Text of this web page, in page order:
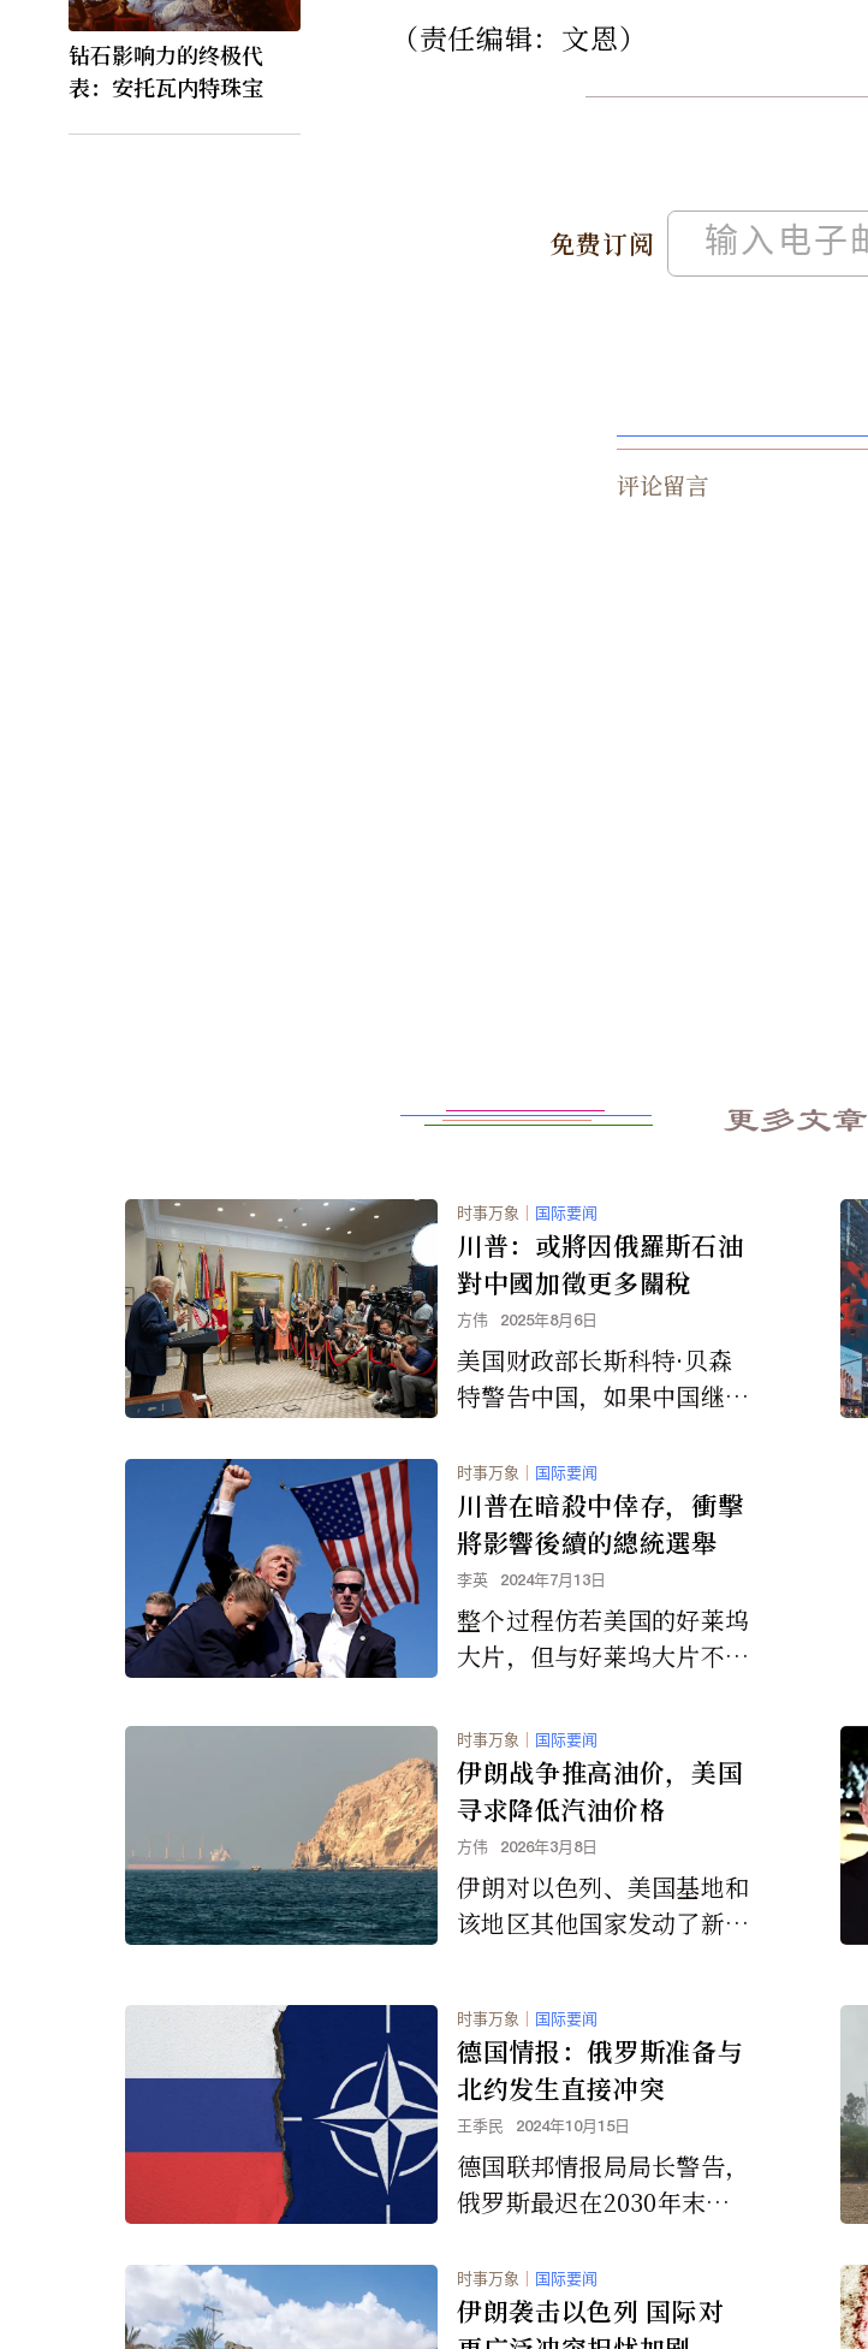
钻石影响力的终极代
表：安托瓦内特珠宝
（责任编辑：文恩）
免费订阅
评论留言
更多文章
时事万象 ｜ 国际要闻
川普：或將因俄羅斯石油
對中國加徵更多關稅
方伟 2025年8月6日
美国财政部长斯科特·贝森
特警告中国，如果中国继续
临新的关税。
时事万象 ｜ 国际要闻
川普在暗殺中倖存，衝擊
將影響後續的總統選舉
李英 2024年7月13日
整个过程仿若美国的好莱坞
大片，但与好莱坞大片不同
有任何娱乐效果，而是震撼
了有的美国人，其效果将深
刻的影响本次的美国大选，
并会冲击整个世界。
时事万象 ｜ 国际要闻
伊朗战争推高油价，美国
寻求降低汽油价格
方伟 2026年3月8日
伊朗对以色列、美国基地和
该地区其他国家发动了新一
及运输中断的担忧，油价再
次上涨。
时事万象 ｜ 国际要闻
德国情报：俄罗斯准备与
北约发生直接冲突
王季民 2024年10月15日
德国联邦情报局局长警告，
俄罗斯最迟在2030年末可
时事万象 ｜ 国际要闻
伊朗袭击以色列 国际对